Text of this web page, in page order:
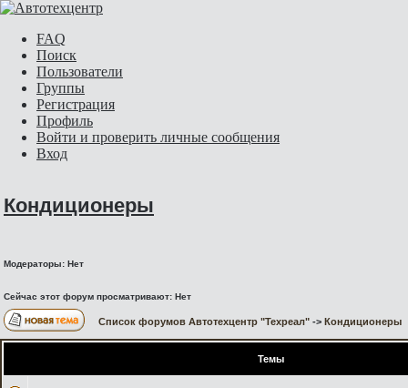
FAQ
Поиск
Пользователи
Группы
Регистрация
Профиль
Войти и проверить личные сообщения
Вход
Кондиционеры
Модераторы: Нет
Сейчас этот форум просматривают: Нет
Список форумов Автотехцентр "Техреал" -> Кондиционеры
Темы